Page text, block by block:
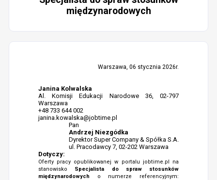
międzynarodowych
Warszawa, 06 stycznia 2026r.
Janina Kolwalska
Al. Komisji Edukacji Narodowe 36, 02-797
Warszawa
+48 733 644 002
janina.kowalska@jobtime.pl
Pan
Andrzej Niezgódka
Dyrektor Super Company & Spółka S.A.
ul. Pracodawcy 7, 02-202 Warszawa
Dotyczy:
Oferty pracy opublikowanej w portalu jobtime.pl na
stanowisko Specjalista do spraw stosunków
międzynarodowych o numerze referencyjnym: